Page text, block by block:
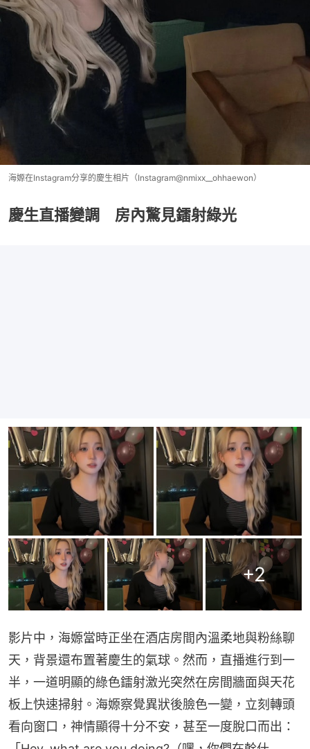
海嫄在Instagram分享的慶生相片（Instagram@nmixx__ohhaewon）
慶生直播變調 房內驚見鐳射綠光
+2
影片中，海嫄當時正坐在酒店房間內溫柔地與粉絲聊
天，背景還布置著慶生的氣球。然而，直播進行到一
半，一道明顯的綠色鐳射激光突然在房間牆面與天花
板上快速掃射。海嫄察覺異狀後臉色一變，立刻轉頭
看向窗口，神情顯得十分不安，甚至一度脫口而出：